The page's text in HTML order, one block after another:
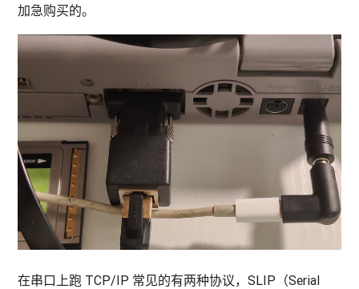
加急购买的。
在串口上跑 TCP/IP 常见的有两种协议，SLIP（Serial